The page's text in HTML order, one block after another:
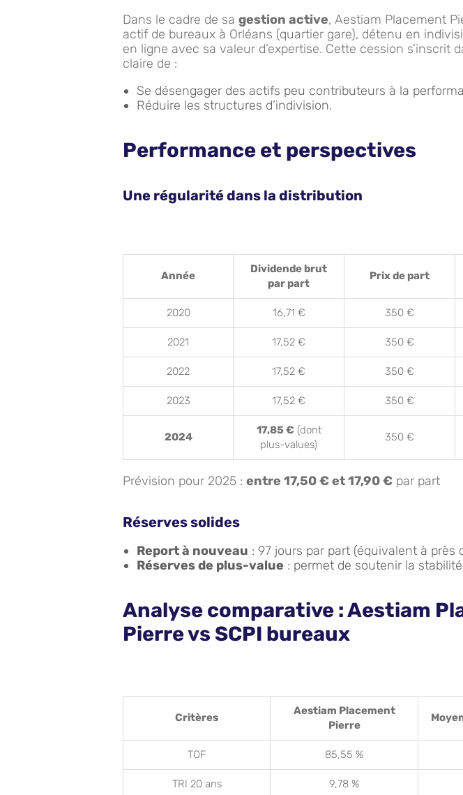
Dans le cadre de sa gestion active, Aestiam Placement
actif de bureaux à Orléans (quartier gare), détenu en
en ligne avec sa valeur d’expertise. Cette cession s’inscrit
claire de :
Se désengager des actifs peu contributeurs à la
Réduire les structures d’indivision.
Performance et perspectives
Une régularité dans la distribution
Année
Dividende brut
par part
Prix de part
2020 16,71 € 350 €
2021 17,52 € 350 €
2022 17,52 € 350 €
2023 17,52 € 350 €
2024
17,85 € (dont
plus-values)
350 €
Prévision pour 2025 : entre 17,50 € et 17,90 € par part
Réserves solides
Report à nouveau : 97 jours par part (équivalent à près
Réserves de plus-value : permet de soutenir la
Analyse comparative : Aestiam
Pierre vs SCPI bureaux
Critères
Aestiam Placement
Pierre
TOF 85,55 %
TRI 20 ans 9,78 %